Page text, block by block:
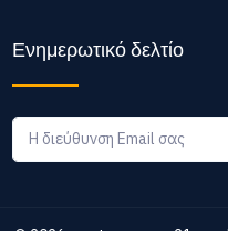
Ενημερωτικό δελτίο